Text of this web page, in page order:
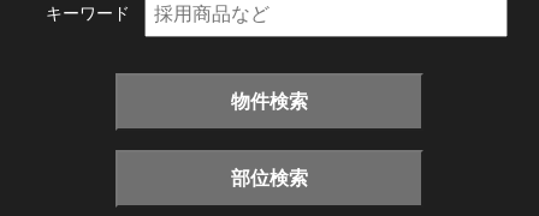
キーワード
物件検索
部位検索